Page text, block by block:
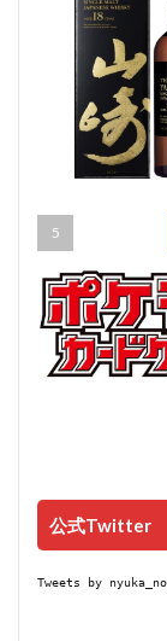
公式Twitter
Tweets by